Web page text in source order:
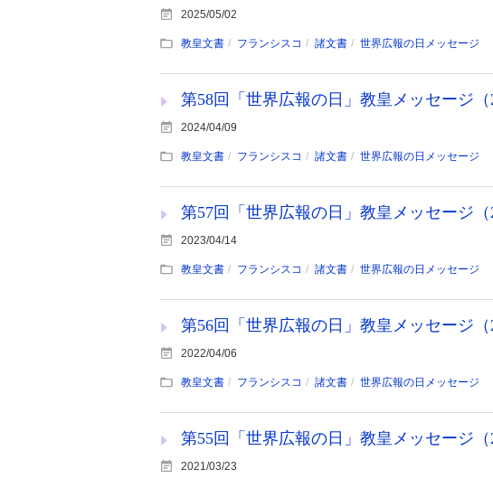
2025/05/02
教皇文書 フランシスコ 諸文書 世界広報の日メッセージ
第58回「世界広報の日」教皇メッセージ（
2024/04/09
教皇文書 フランシスコ 諸文書 世界広報の日メッセージ
第57回「世界広報の日」教皇メッセージ（
2023/04/14
教皇文書 フランシスコ 諸文書 世界広報の日メッセージ
第56回「世界広報の日」教皇メッセージ（
2022/04/06
教皇文書 フランシスコ 諸文書 世界広報の日メッセージ
第55回「世界広報の日」教皇メッセージ（
2021/03/23